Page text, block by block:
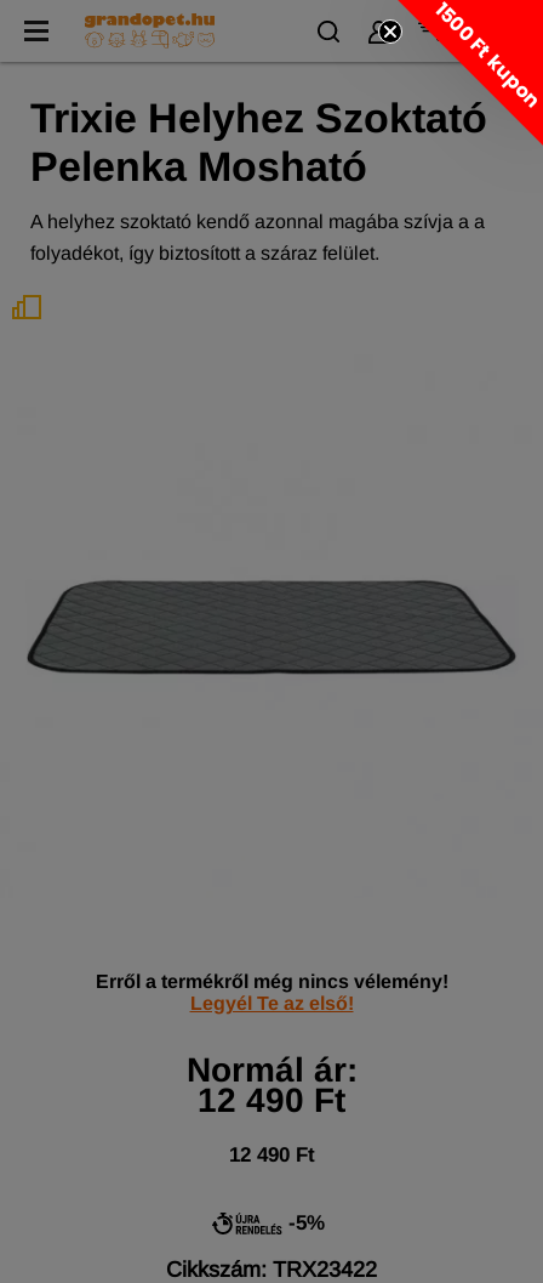
Trixie Helyhez Szoktató
Pelenka Mosható
A helyhez szoktató kendő azonnal magába szívja a a
folyadékot, így biztosított a száraz felület.
Erről a termékről még nincs vélemény!
Legyél Te az első!
Normál ár:
12 490 Ft
12 490 Ft
-5%
Cikkszám: TRX23422
1500 Ft